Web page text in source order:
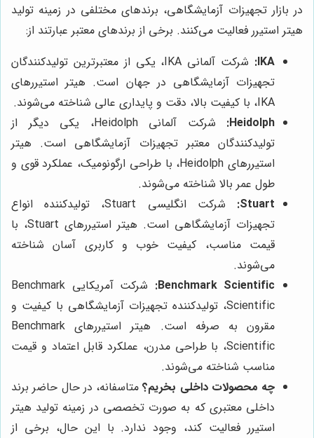
در بازار تجهیزات آزمایشگاهی، برندهای مختلفی در زمینه تولید
هیتر استیرر فعالیت می‌کنند. برخی از برندهای معتبر عبارتند از:
IKA:
شرکت آلمانی IKA، یکی از معتبرترین تولیدکنندگان
تجهیزات آزمایشگاهی در جهان است. هیتر استیررهای
IKA، با کیفیت بالا، دقت و پایداری عالی شناخته می‌شوند.
Heidolph:
شرکت آلمانی Heidolph، یکی دیگر از
تولیدکنندگان معتبر تجهیزات آزمایشگاهی است. هیتر
استیررهای Heidolph، با طراحی ارگونومیک، عملکرد قوی و
طول عمر بالا شناخته می‌شوند.
Stuart:
شرکت انگلیسی Stuart، تولیدکننده انواع
تجهیزات آزمایشگاهی است. هیتر استیررهای Stuart، با
قیمت مناسب، کیفیت خوب و کاربری آسان شناخته
می‌شوند.
Benchmark Scientific:
شرکت آمریکایی Benchmark
Scientific، تولیدکننده تجهیزات آزمایشگاهی با کیفیت و
مقرون به صرفه است. هیتر استیررهای Benchmark
Scientific، با طراحی مدرن، عملکرد قابل اعتماد و قیمت
مناسب شناخته می‌شوند.
چه محصولات داخلی بخریم؟متاسفانه، در حال حاضر برند
داخلی معتبری که به صورت تخصصی در زمینه تولید هیتر
استیرر فعالیت کند، وجود ندارد. با این حال، برخی از